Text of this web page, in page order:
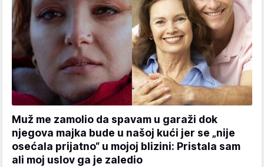
Muž me zamolio da spavam u garaži dok
njegova majka bude u našoj kući jer se „nije
osećala prijatno“ u mojoj blizini: Pristala sam
ali moj uslov ga je zaledio